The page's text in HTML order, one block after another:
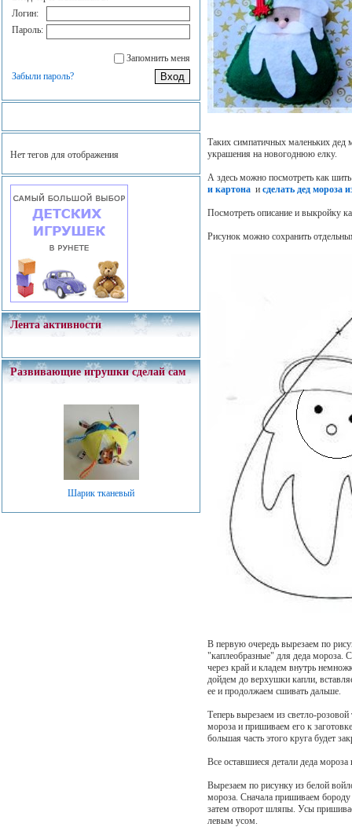
Логин:
Пароль:
Запомнить меня
Забыли пароль?
Нет тегов для отображения
Лента активности
Развивающие игрушки сделай сам
Шарик тканевый
Таких симпатичных маленьких дед
украшения на новогоднюю елку.
А здесь можно посмотреть как
и картонаи сделать дед мороза
Посмотреть описание и выкройку
Рисунок можно сохранить
В первую очередь вырезаем по
"каплеобразные" для деда
через край и кладем внутрь
дойдем до верхушки капли,
ее и продолжаем сшивать дальше.
Теперь вырезаем из светло-
мороза и пришиваем его к
большая часть этого круга будет
Все оставшиеся детали деда
Вырезаем по рисунку из белой
мороза. Сначала пришиваем
затем отворот шляпы. Усы
левым усом.